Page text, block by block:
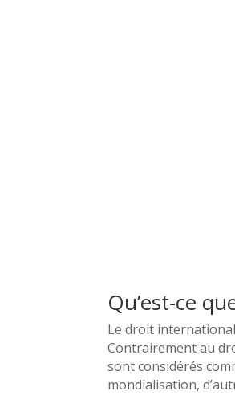
Qu’est-ce
Le droit
Contrairement au
sont considérés
mondialisation,